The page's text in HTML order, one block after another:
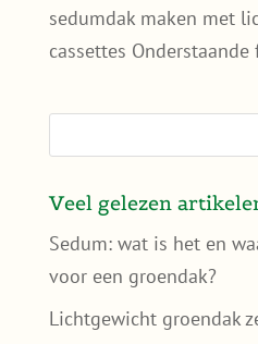
sedumdak maken met
cassettes Onderstaande
Veel gelezen
Sedum: wat is het en
voor een groendak?
Lichtgewicht groendak